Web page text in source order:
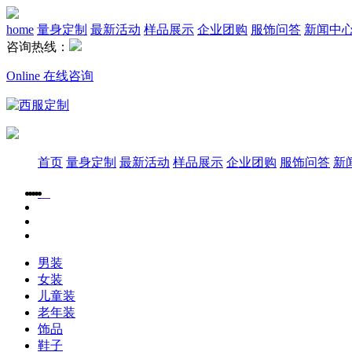
home 量身定制 最新活动 样品展示 企业团购 服饰问答 新闻中
咨询热线：
Online 在线咨询
首页 量身定制 最新活动 样品展示 企业团购 服饰问答 新
男装
女装
儿童装
老年装
饰品
鞋子